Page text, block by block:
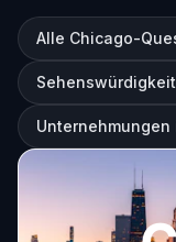
Alle Chicago-
Unternehmungen